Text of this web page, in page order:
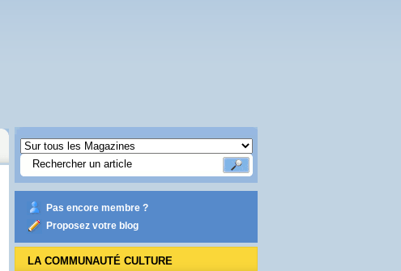
Pas encore membre ?
Proposez votre blog
LA COMMUNAUTÉ CULTURE